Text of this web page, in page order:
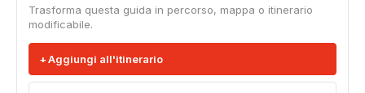
Trasforma questa guida in percorso, mappa o itinerario
modificabile.
Aggiungi all'itinerario